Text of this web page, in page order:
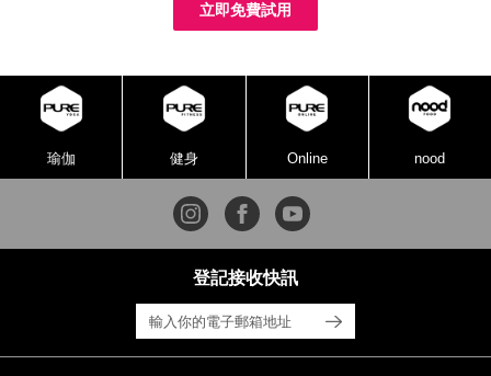
立即免費試用
瑜伽 健身 Online nood
登記接收快訊